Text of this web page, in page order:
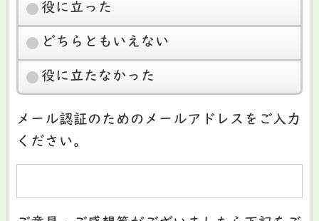
役に立った
どちらともいえない
役に立たなかった
メール認証のためのメールアドレスをご入力
ください。